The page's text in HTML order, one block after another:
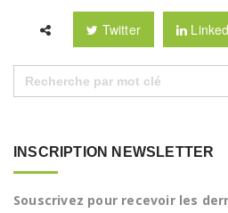
Twitter
Search
for:
INSCRIPTION NEWSLETTER
Souscrivez pour recevoir les